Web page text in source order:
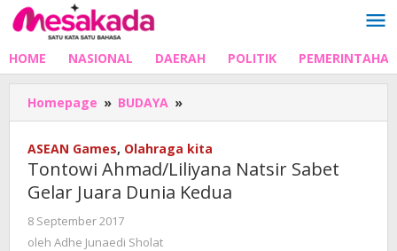
Lewati
ke
HOME NASIONAL DAERAH POLITIK
Homepage » BUDAYA »
Ahmad/Liliyana
Sabet
Gelar
Juara
ASEAN Games, Olahraga kita
Tontowi Ahmad/Liliyana Natsir Sabet
Gelar Juara Dunia Kedua
8 September 2017
Adhe
oleh Adhe Junaedi Sholat